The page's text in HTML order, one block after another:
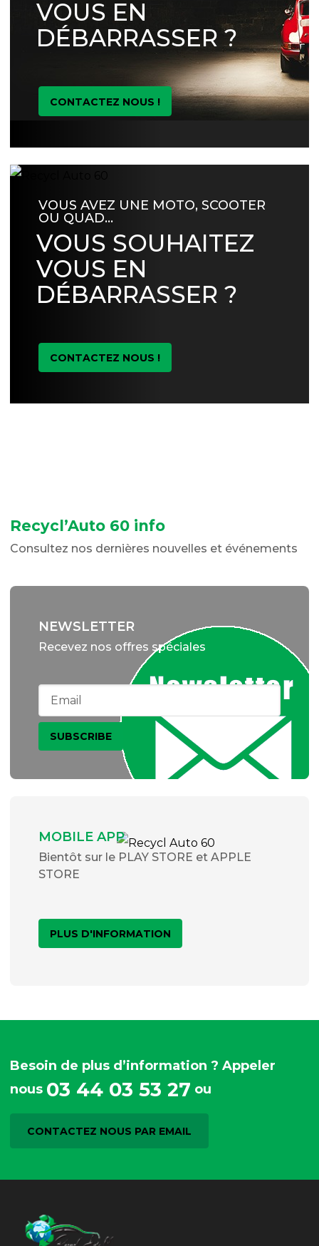
VOUS EN
DÉBARRASSER ?
CONTACTEZ NOUS !
VOUS AVEZ UNE MOTO, SCOOTER
OU QUAD…
VOUS SOUHAITEZ
VOUS EN
DÉBARRASSER ?
CONTACTEZ NOUS !
Recycl’Auto 60 info
Consultez nos dernières nouvelles et événements
NEWSLETTER
Recevez nos offres spéciales
MOBILE APP
Bientôt sur le PLAY STORE et APPLE
STORE
PLUS D'INFORMATION
Besoin de plus d’information ? Appeler
nous 03 44 03 53 27 ou
CONTACTEZ NOUS PAR EMAIL